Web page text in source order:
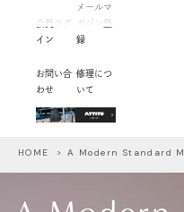
会員ログ
イン
メールマ
ガジン登
録
お問い合
わせ
修理につ
いて
HOME > A Modern Standard